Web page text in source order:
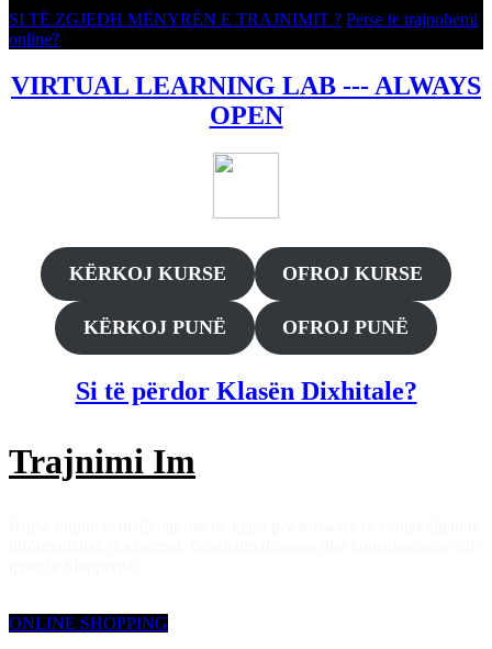
SI TË ZGJEDH MËNYRËN E TRAJNIMIT ? Perse te trajnohemi
online?
VIRTUAL LEARNING LAB --- ALWAYS
OPEN
KËRKOJ KURSE OFROJ KURSE
KËRKOJ PUNË OFROJ PUNË
Si të përdor Klasën Dixhitale?
Trajnimi Im
ONLINE SHOPPING